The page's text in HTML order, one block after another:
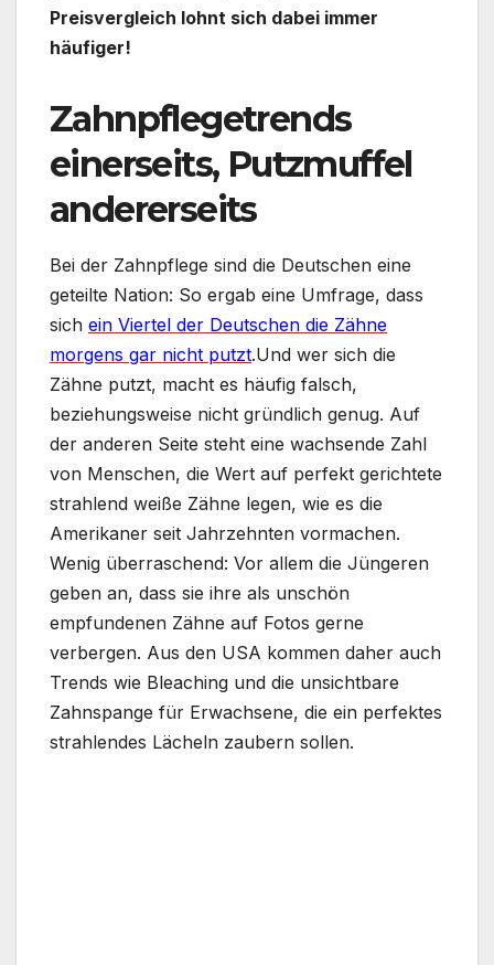
Preisvergleich lohnt sich dabei immer
häufiger!
Zahnpflegetrends
einerseits, Putzmuffel
andererseits
Bei der Zahnpflege sind die Deutschen eine
geteilte Nation: So ergab eine Umfrage, dass
sich ein Viertel der Deutschen die Zähne
morgens gar nicht putzt.Und wer sich die
Zähne putzt, macht es häufig falsch,
beziehungsweise nicht gründlich genug. Auf
der anderen Seite steht eine wachsende Zahl
von Menschen, die Wert auf perfekt gerichtete
strahlend weiße Zähne legen, wie es die
Amerikaner seit Jahrzehnten vormachen.
Wenig überraschend: Vor allem die Jüngeren
geben an, dass sie ihre als unschön
empfundenen Zähne auf Fotos gerne
verbergen. Aus den USA kommen daher auch
Trends wie Bleaching und die unsichtbare
Zahnspange für Erwachsene, die ein perfektes
strahlendes Lächeln zaubern sollen.